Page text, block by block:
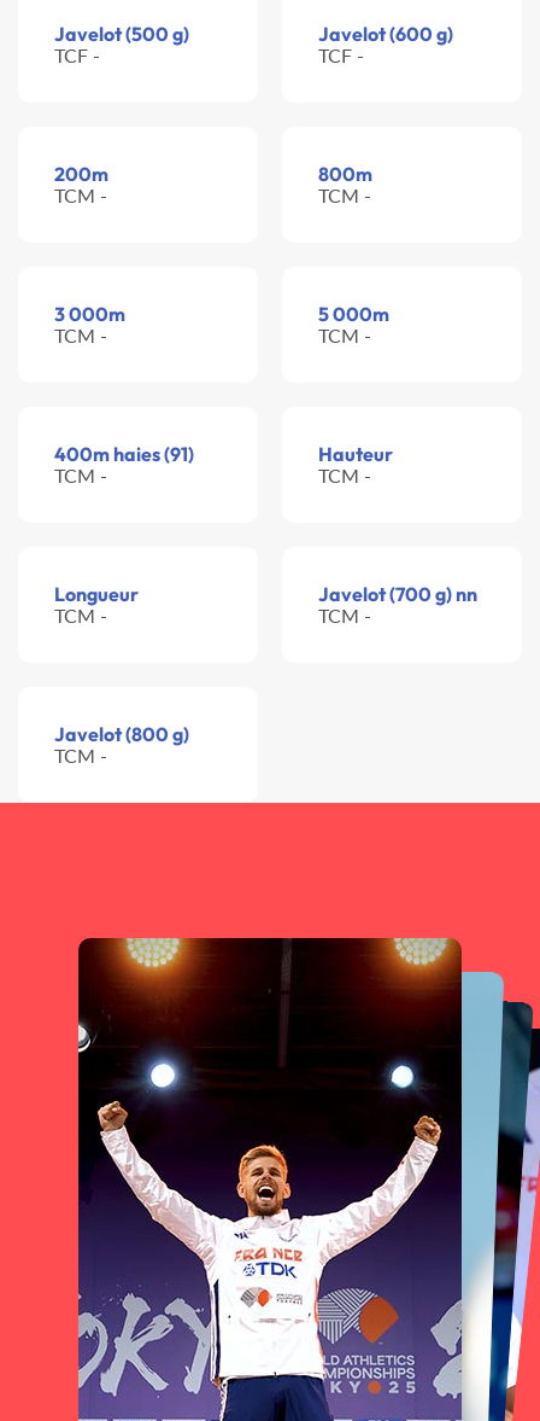
Javelot (500 g)
TCF -
Javelot (600 g)
TCF -
200m
TCM -
800m
TCM -
3 000m
TCM -
5 000m
TCM -
400m haies (91)
TCM -
Hauteur
TCM -
Longueur
TCM -
Javelot (700 g) nn
TCM -
Javelot (800 g)
TCM -